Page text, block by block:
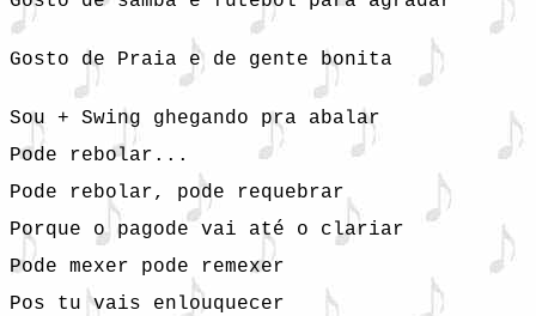
Gosto de Praia e de gente bonita
Sou + Swing ghegando pra abalar
Pode rebolar...
Pode rebolar, pode requebrar
Porque o pagode vai até o clariar
Pode mexer pode remexer
Pos tu vais enlouquecer